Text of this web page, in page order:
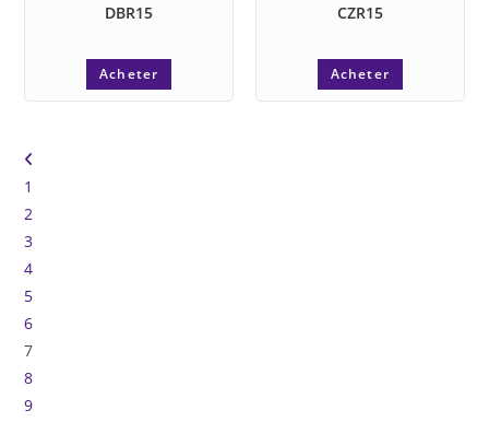
DBR15
Acheter
CZR15
Acheter
1
2
3
4
5
6
7
8
9